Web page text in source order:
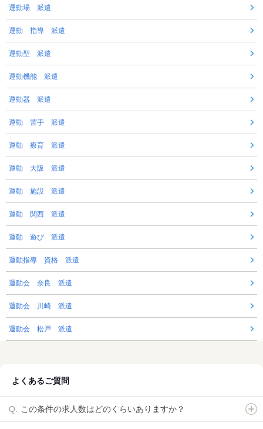
運動場 派遣
運動 指導 派遣
運動型 派遣
運動機能 派遣
運動器 派遣
運動 苦手 派遣
運動 療育 派遣
運動 大阪 派遣
運動 施設 派遣
運動 関西 派遣
運動 遊び 派遣
運動指導 資格 派遣
運動会 奈良 派遣
運動会 川崎 派遣
運動会 松戸 派遣
よくあるご質問
この条件の求人数はどのくらいありますか？